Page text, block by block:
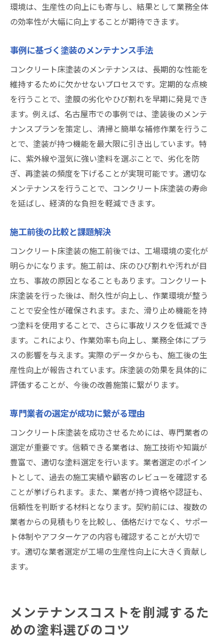
環境は、生産性の向上にも寄与し、結果として業務全体
の効率性が大幅に向上することが期待できます。
事例に基づく塗装のメンテナンス手法
コンクリート床塗装のメンテナンスは、長期的な性能を
維持するために欠かせないプロセスです。定期的な点検
を行うことで、塗膜の劣化やひび割れを早期に発見でき
ます。例えば、名古屋市での事例では、塗装後のメンテ
ナンスプランを策定し、清掃と簡単な補修作業を行うこ
とで、塗装が持つ機能を最大限に引き出しています。特
に、紫外線や湿気に強い塗料を選ぶことで、劣化を防
ぎ、再塗装の頻度を下げることが実現可能です。適切な
メンテナンスを行うことで、コンクリート床塗装の寿命
を延ばし、経済的な負担を軽減できます。
施工前後の比較と課題解決
コンクリート床塗装の施工前後では、工場環境の変化が
明らかになります。施工前は、床のひび割れや汚れが目
立ち、事故の原因となることもあります。コンクリート
床塗装を行った後は、耐久性が向上し、作業環境が整う
ことで安全性が確保されます。また、滑り止め機能を持
つ塗料を使用することで、さらに事故リスクを低減でき
ます。これにより、作業効率も向上し、業務全体にプラ
スの影響を与えます。実際のデータからも、施工後の生
産性向上が報告されています。床塗装の効果を具体的に
評価することが、今後の改善施策に繋がります。
専門業者の選定が成功に繋がる理由
コンクリート床塗装を成功させるためには、専門業者の
選定が重要です。信頼できる業者は、施工技術や知識が
豊富で、適切な塗料選定を行います。業者選定のポイン
トとして、過去の施工実績や顧客のレビューを確認する
ことが挙げられます。また、業者が持つ資格や認証も、
信頼性を判断する材料となります。契約前には、複数の
業者からの見積もりを比較し、価格だけでなく、サポー
ト体制やアフターケアの内容も確認することが大切で
す。適切な業者選定が工場の生産性向上に大きく貢献し
ます。
メンテナンスコストを削減するた
めの塗料選びのコツ